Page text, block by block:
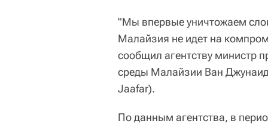
"Мы впервые уничтожаем
Малайзия не идет на
сообщил агентству министр
среды Малайзии Ван
Jaafar).
По данным агентства, в